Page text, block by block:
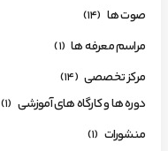
صوت ها (14)
مراسم معرفه ها (1)
مرکز تخصصی (14)
دوره ها و کارگاه های آموزشی (1)
منشورات (1)